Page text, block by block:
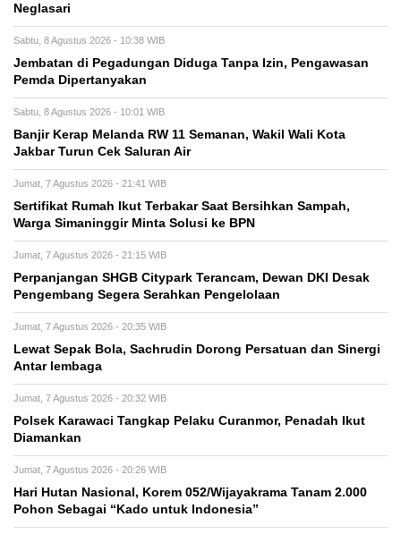
Neglasari
Sabtu, 8 Agustus 2026 - 10:38 WIB
Jembatan di Pegadungan Diduga Tanpa Izin, Pengawasan
Pemda Dipertanyakan
Sabtu, 8 Agustus 2026 - 10:01 WIB
Banjir Kerap Melanda RW 11 Semanan, Wakil Wali Kota
Jakbar Turun Cek Saluran Air
Jumat, 7 Agustus 2026 - 21:41 WIB
Sertifikat Rumah Ikut Terbakar Saat Bersihkan Sampah,
Warga Simaninggir Minta Solusi ke BPN
Jumat, 7 Agustus 2026 - 21:15 WIB
Perpanjangan SHGB Citypark Terancam, Dewan DKI Desak
Pengembang Segera Serahkan Pengelolaan
Jumat, 7 Agustus 2026 - 20:35 WIB
Lewat Sepak Bola, Sachrudin Dorong Persatuan dan Sinergi
Antar lembaga
Jumat, 7 Agustus 2026 - 20:32 WIB
Polsek Karawaci Tangkap Pelaku Curanmor, Penadah Ikut
Diamankan
Jumat, 7 Agustus 2026 - 20:26 WIB
Hari Hutan Nasional, Korem 052/Wijayakrama Tanam 2.000
Pohon Sebagai “Kado untuk Indonesia”